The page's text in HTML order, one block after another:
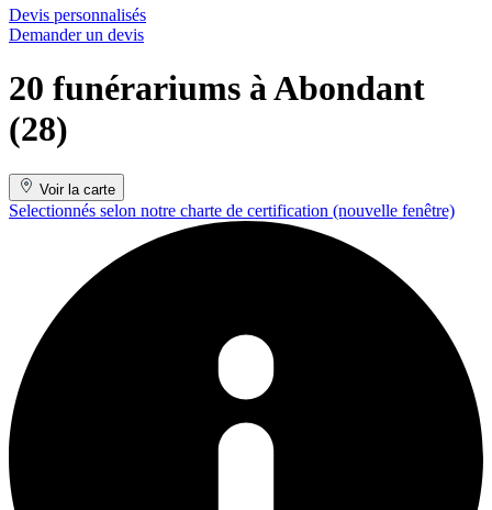
Devis personnalisés
Demander un devis
20 funérariums à Abondant
(28)
Voir la carte
Selectionnés selon notre charte de certification (nouvelle fenêtre)